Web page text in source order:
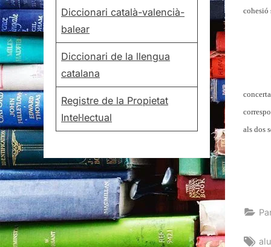
cohesió
als dos
Diccionari català-valencià-
balear
Diccionari de la llengua
catalana
Registre de la Propietat
Intel·lectual